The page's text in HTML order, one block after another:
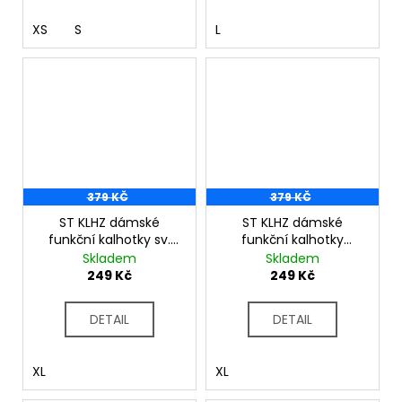
XS S L
379 KČ
ST KLHZ dámské
funkční kalhotky sv.
zelená
Skladem
249 Kč
DETAIL
XL
379 KČ
ST KLHZ dámské
funkční kalhotky
lososová
Skladem
249 Kč
DETAIL
XL